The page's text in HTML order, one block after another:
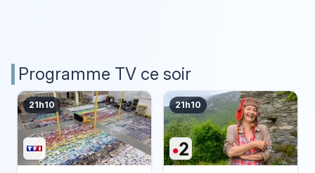
Programme TV ce soir
21h10 21h10